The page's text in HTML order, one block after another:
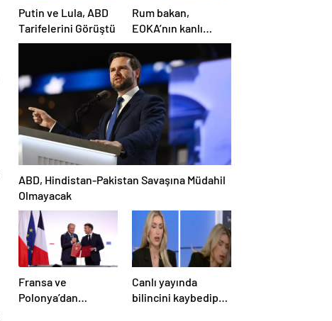
Putin ve Lula, ABD
Tarifelerini Görüştü
Rum bakan,
EOKA’nın kanlı
mirasına sahip çıkıp
Girne’yi hedef
gösterdi
ABD, Hindistan-Pakistan Savaşına Müdahil
Olmayacak
Fransa ve
Polonya’dan
Canlı yayında
bilincini kaybedip